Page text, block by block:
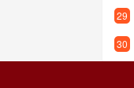
29
30